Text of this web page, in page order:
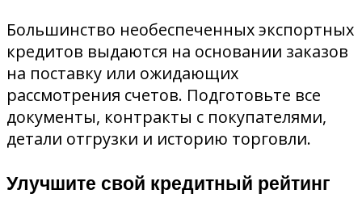
Большинство необеспеченных экспортных
кредитов выдаются на основании заказов
на поставку или ожидающих
рассмотрения счетов. Подготовьте все
документы, контракты с покупателями,
детали отгрузки и историю торговли.
Улучшите свой кредитный рейтинг